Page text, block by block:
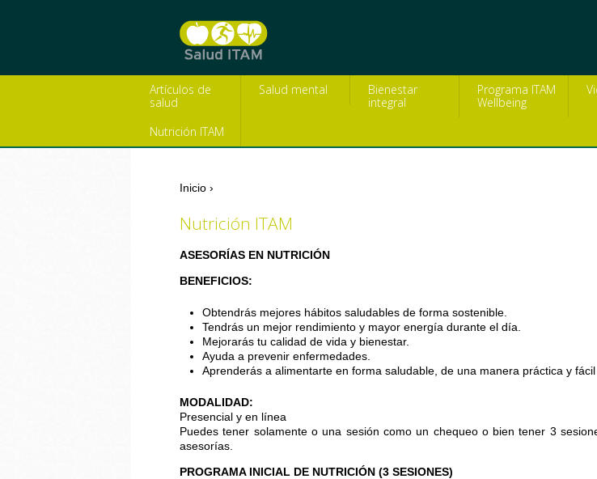
Artículos de
salud
Salud mental
Bienestar
integral
Programa ITAM
Wellbeing
Nutrición ITAM
Inicio ›
Nutrición ITAM
ASESORÍAS EN NUTRICIÓN
BENEFICIOS:
Obtendrás mejores hábitos saludables de forma sostenible.
Tendrás un mejor rendimiento y mayor energía durante el día.
Mejorarás tu calidad de vida y bienestar.
Ayuda a prevenir enfermedades.
Aprenderás a alimentarte en forma saludable, de una manera práctica y
MODALIDAD:
Presencial y en línea
Puedes tener solamente o una sesión como un chequeo o bien tener 3
asesorías.
PROGRAMA INICIAL DE NUTRICIÓN (3 SESIONES)